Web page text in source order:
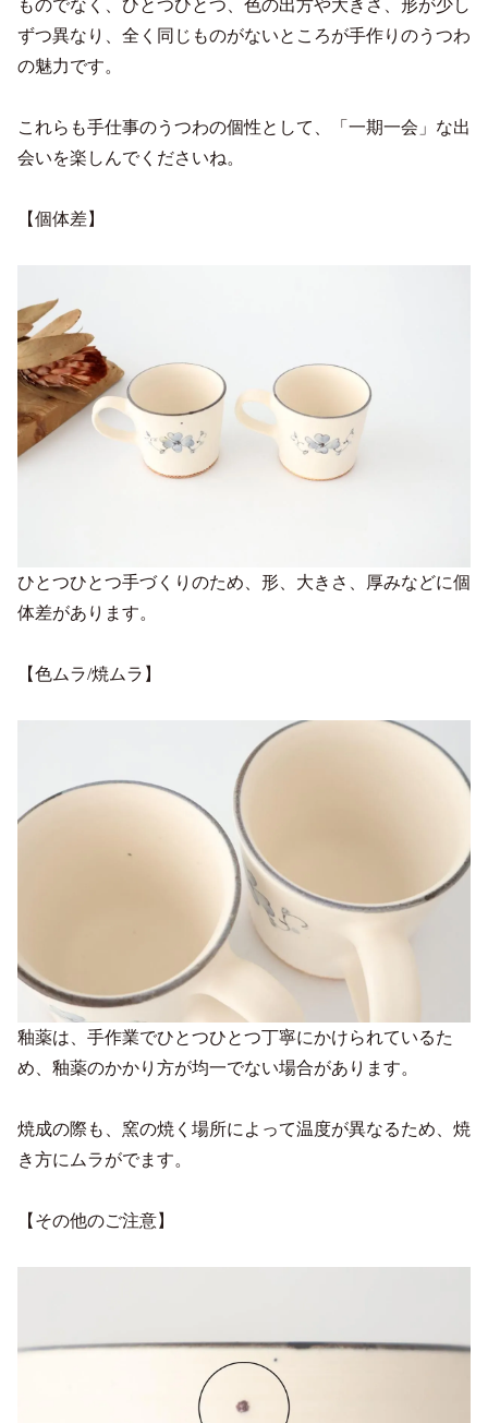
ものでなく、ひとつひとつ、色の出方や大きさ、形が少し
ずつ異なり、全く同じものがないところが手作りのうつわ
の魅力です。
これらも手仕事のうつわの個性として、「一期一会」な出
会いを楽しんでくださいね。
【個体差】
ひとつひとつ手づくりのため、形、大きさ、厚みなどに個
体差があります。
【色ムラ/焼ムラ】
釉薬は、手作業でひとつひとつ丁寧にかけられているた
め、釉薬のかかり方が均一でない場合があります。
焼成の際も、窯の焼く場所によって温度が異なるため、焼
き方にムラがでます。
【その他のご注意】